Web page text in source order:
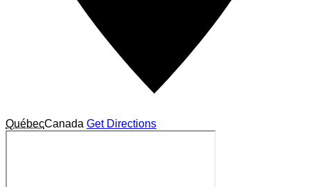
QuébecCanada Get Directions